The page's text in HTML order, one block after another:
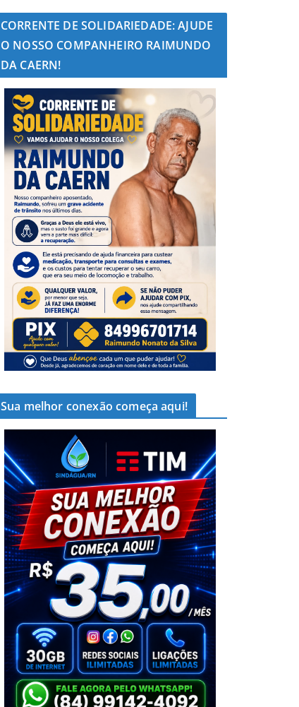
CORRENTE DE SOLIDARIEDADE: AJUDE
O NOSSO COMPANHEIRO RAIMUNDO
DA CAERN!
Sua melhor conexão começa aqui!